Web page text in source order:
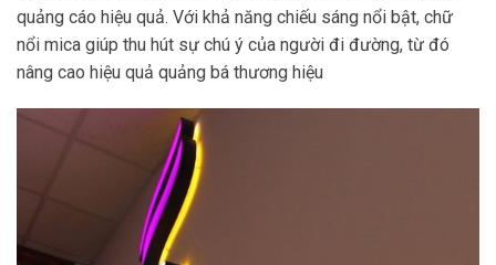
nổi mica giúp thu hút sự chú ý của người đi đường, từ đó
nâng cao hiệu quả quảng bá thương hiệu